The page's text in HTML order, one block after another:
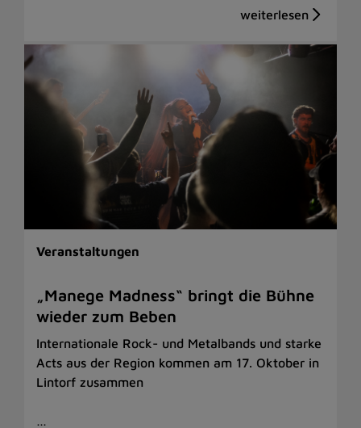
Veranstaltungen
„Manege Madness“ bringt die Bühne
wieder zum Beben
Internationale Rock- und Metalbands und starke
Acts aus der Region kommen am 17. Oktober in
Lintorf zusammen
…